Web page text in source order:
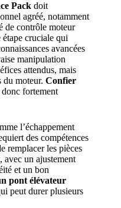
Pack doit
agréé, notamment
de contrôle moteur
cruciale qui
avancées
manipulation
attendus, mais
du moteur. Confier
donc fortement
l’échappement
des compétences
remplacer les pièces
avec un ajustement
et un bon
pont élévateur
peut durer plusieurs